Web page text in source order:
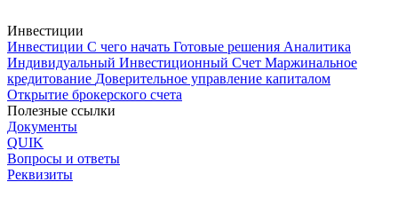
Инвестиции
Инвестиции С чего начать Готовые решения Аналитика
Индивидуальный Инвестиционный Счет Маржинальное
кредитование Доверительное управление капиталом
Открытие брокерского счета
Полезные ссылки
Документы
QUIK
Вопросы и ответы
Реквизиты